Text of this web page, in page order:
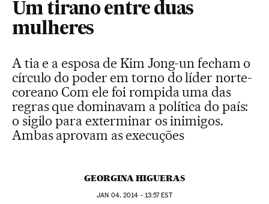
Um tirano entre duas
mulheres
A tia e a esposa de Kim Jong-un fecham o
círculo do poder em torno do líder norte-
coreano Com ele foi rompida uma das
regras que dominavam a política do país:
o sigilo para exterminar os inimigos.
Ambas aprovam as execuções
GEORGINA HIGUERAS
JAN 04, 2014 - 13:57EST